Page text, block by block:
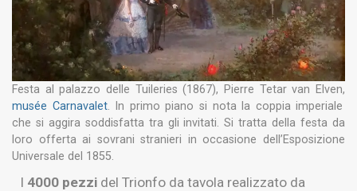
Festa al palazzo delle Tuileries (1867), Pierre Tetar van Elven,
musée Carnavalet. In primo piano si nota la coppia imperiale
che si aggira soddisfatta tra gli invitati. Si tratta della festa da
loro offerta ai sovrani stranieri in occasione dell’Esposizione
Universale del 1855.
I 4000 pezzi del Trionfo da tavola realizzato da